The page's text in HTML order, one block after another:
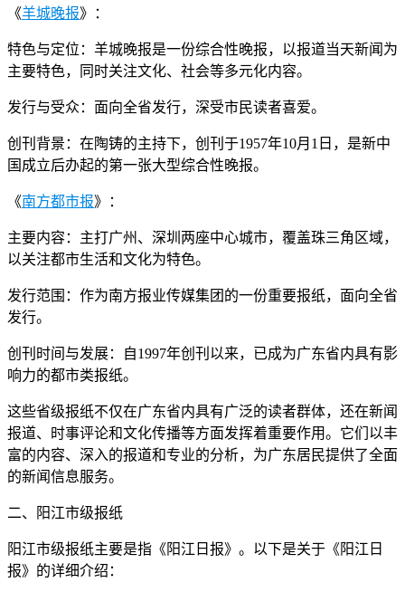
《羊城晚报》：
特色与定位：羊城晚报是一份综合性晚报，以报道当天新闻为
主要特色，同时关注文化、社会等多元化内容。
发行与受众：面向全省发行，深受市民读者喜爱。
创刊背景：在陶铸的主持下，创刊于1957年10月1日，是新中
国成立后办起的第一张大型综合性晚报。
《南方都市报》：
主要内容：主打广州、深圳两座中心城市，覆盖珠三角区域，
以关注都市生活和文化为特色。
发行范围：作为南方报业传媒集团的一份重要报纸，面向全省
发行。
创刊时间与发展：自1997年创刊以来，已成为广东省内具有影
响力的都市类报纸。
这些省级报纸不仅在广东省内具有广泛的读者群体，还在新闻
报道、时事评论和文化传播等方面发挥着重要作用。它们以丰
富的内容、深入的报道和专业的分析，为广东居民提供了全面
的新闻信息服务。
二、阳江市级报纸
阳江市级报纸主要是指《阳江日报》。以下是关于《阳江日
报》的详细介绍：